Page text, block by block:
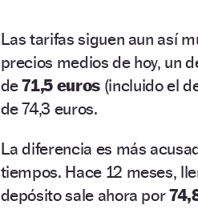
Las tarifas siguen aun así
precios medios de hoy, un
de71,5 euros(incluido el
de 74,3 euros.
La diferencia es más
tiempos. Hace 12 meses,
depósito sale ahora por